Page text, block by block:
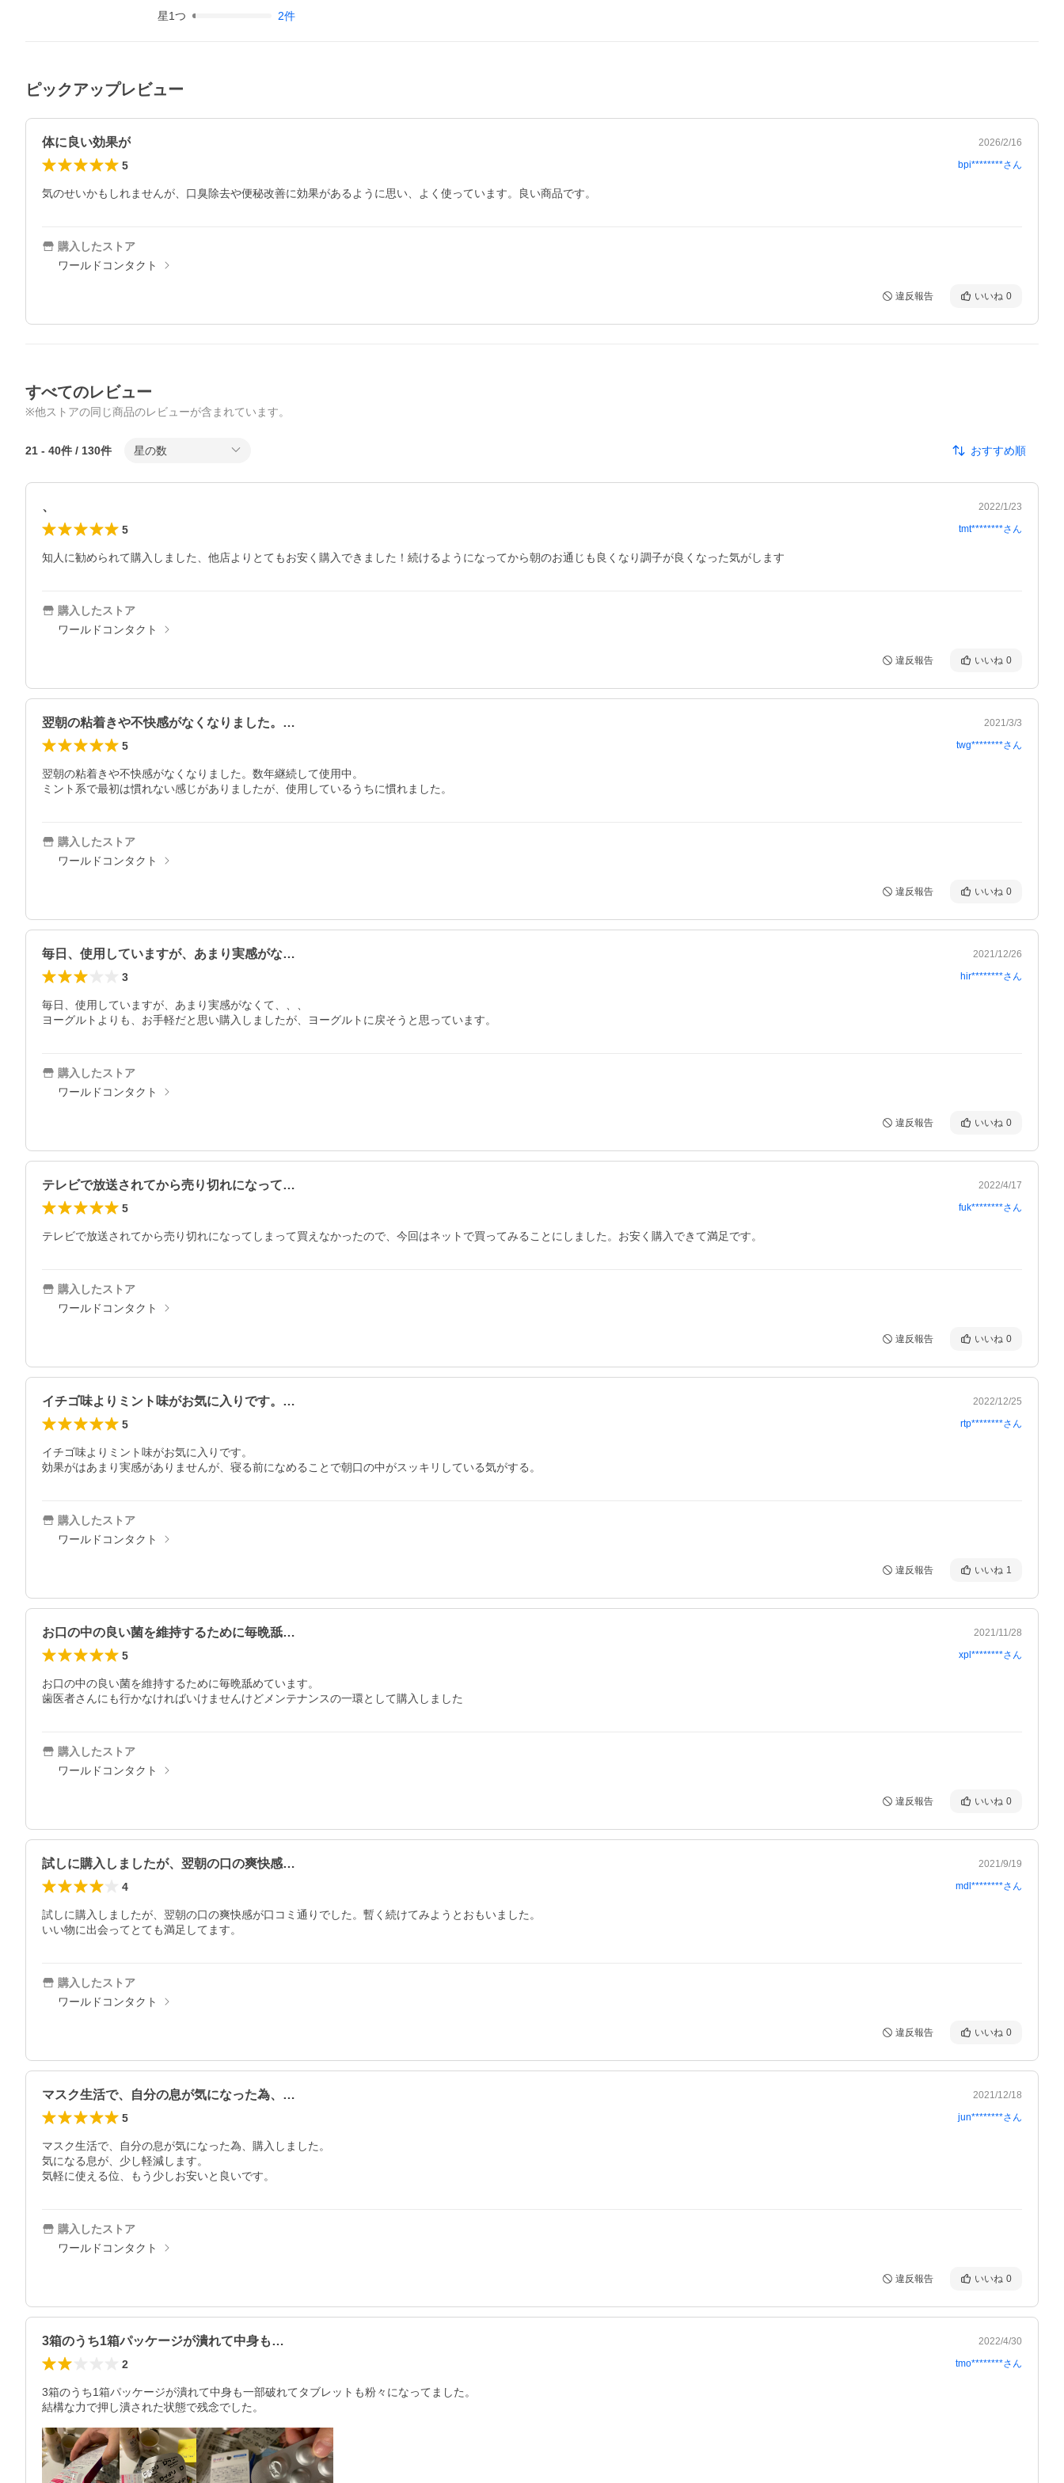
星1つ 2件
ピックアップレビュー
体に良い効果が 2026/2/16
5 bpi********さん
気のせいかもしれませんが、口臭除去や便秘改善に効果があるように思い、よく使っています。良い商品です。
購入したストア
ワールドコンタクト
違反報告 いいね 0
すべてのレビュー
※他ストアの同じ商品のレビューが含まれています。
21 - 40件 / 130件 星の数 おすすめ順
、 2022/1/23
5 tmt********さん
知人に勧められて購入しました、他店よりとてもお安く購入できました！続けるようになってから朝のお通じも良くなり調子が良くなった気がします
購入したストア
ワールドコンタクト
違反報告 いいね 0
翌朝の粘着きや不快感がなくなりました。… 2021/3/3
5 twg********さん
翌朝の粘着きや不快感がなくなりました。数年継続して使用中。
ミント系で最初は慣れない感じがありましたが、使用しているうちに慣れました。
購入したストア
ワールドコンタクト
違反報告 いいね 0
毎日、使用していますが、あまり実感がな… 2021/12/26
3 hir********さん
毎日、使用していますが、あまり実感がなくて、、、
ヨーグルトよりも、お手軽だと思い購入しましたが、ヨーグルトに戻そうと思っています。
購入したストア
ワールドコンタクト
違反報告 いいね 0
テレビで放送されてから売り切れになって… 2022/4/17
5 fuk********さん
テレビで放送されてから売り切れになってしまって買えなかったので、今回はネットで買ってみることにしました。お安く購入できて満足です。
購入したストア
ワールドコンタクト
違反報告 いいね 0
イチゴ味よりミント味がお気に入りです。… 2022/12/25
5 rtp********さん
イチゴ味よりミント味がお気に入りです。
効果がはあまり実感がありませんが、寝る前になめることで朝口の中がスッキリしている気がする。
購入したストア
ワールドコンタクト
違反報告 いいね 1
お口の中の良い菌を維持するために毎晩舐… 2021/11/28
5 xpl********さん
お口の中の良い菌を維持するために毎晩舐めています。
歯医者さんにも行かなければいけませんけどメンテナンスの一環として購入しました
購入したストア
ワールドコンタクト
違反報告 いいね 0
試しに購入しましたが、翌朝の口の爽快感… 2021/9/19
4 mdl********さん
試しに購入しましたが、翌朝の口の爽快感が口コミ通りでした。暫く続けてみようとおもいました。
いい物に出会ってとても満足してます。
購入したストア
ワールドコンタクト
違反報告 いいね 0
マスク生活で、自分の息が気になった為、… 2021/12/18
5 jun********さん
マスク生活で、自分の息が気になった為、購入しました。
気になる息が、少し軽減します。
気軽に使える位、もう少しお安いと良いです。
購入したストア
ワールドコンタクト
違反報告 いいね 0
3箱のうち1箱パッケージが潰れて中身も… 2022/4/30
2 tmo********さん
3箱のうち1箱パッケージが潰れて中身も一部破れてタブレットも粉々になってました。
結構な力で押し潰された状態で残念でした。